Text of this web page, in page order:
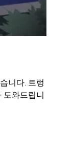
니다. 트렁
도와드립니